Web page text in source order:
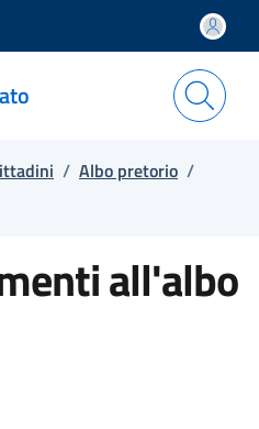
/ Albo pretorio /
all'albo